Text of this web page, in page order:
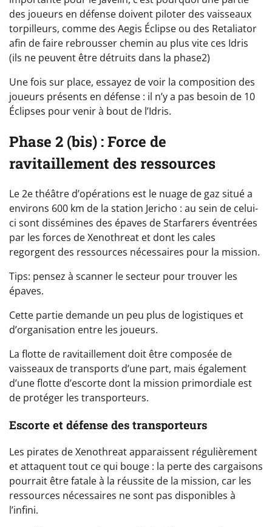
des joueurs en défense doivent piloter des vaisseaux
torpilleurs, comme des Aegis Éclipse ou des Retaliator
afin de faire rebrousser chemin au plus vite ces Idris
(ils ne peuvent être détruits dans la phase2)
Une fois sur place, essayez de voir la composition des
joueurs présents en défense : il n’y a pas besoin de 10
Éclipses pour venir à bout de l’Idris.
Phase 2 (bis) : Force de
ravitaillement des ressources
Le 2e théâtre d’opérations est le nuage de gaz situé a
environs 600 km de la station Jericho : au sein de celui-
ci sont dissémines des épaves de Starfarers éventrées
par les forces de Xenothreat et dont les cales
regorgent des ressources nécessaires pour la mission.
Tips: pensez à scanner le secteur pour trouver les
épaves.
Cette partie demande un peu plus de logistiques et
d’organisation entre les joueurs.
La flotte de ravitaillement doit être composée de
vaisseaux de transports d’une part, mais également
d’une flotte d’escorte dont la mission primordiale est
de protéger les transporteurs.
Escorte et défense des transporteurs
Les pirates de Xenothreat apparaissent régulièrement
et attaquent tout ce qui bouge : la perte des cargaisons
pourrait être fatale à la réussite de la mission, car les
ressources nécessaires ne sont pas disponibles à
l’infini.